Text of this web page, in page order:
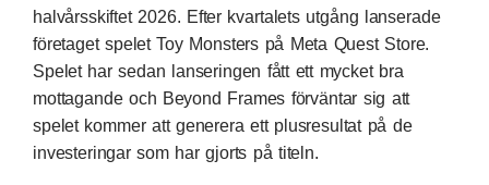
halvårsskiftet 2026. Efter kvartalets utgång lanserade
företaget spelet Toy Monsters på Meta Quest Store.
Spelet har sedan lanseringen fått ett mycket bra
mottagande och Beyond Frames förväntar sig att
spelet kommer att generera ett plusresultat på de
investeringar som har gjorts på titeln.